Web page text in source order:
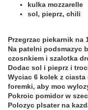
kulka mozzarelle
sol, pieprz, chili
Przegrzac piekarnik na
Na patelni podsmazyc
czosnkiem i szalotka
Dodac sol i pieprz i
Wyciac 6 kolek z
foremki, aby moc
Pokroic pomidor w
Polozyc plsater na